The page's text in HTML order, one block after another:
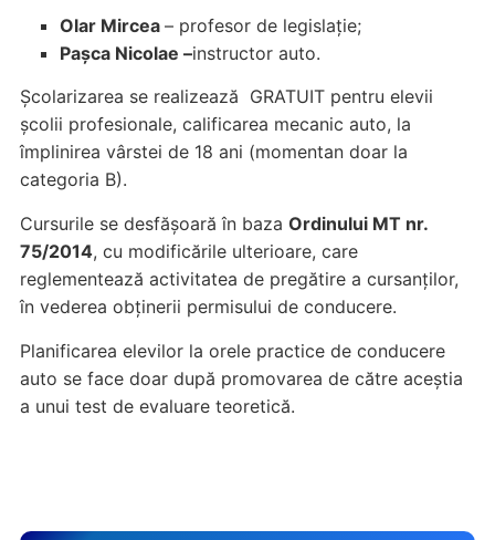
Olar Mircea – profesor de legislație;
Pașca Nicolae –instructor auto.
Școlarizarea se realizează GRATUIT pentru elevii
școlii profesionale, calificarea mecanic auto, la
împlinirea vârstei de 18 ani (momentan doar la
categoria B).
Cursurile se desfășoară în baza Ordinului MT nr.
75/2014, cu modificările ulterioare, care
reglementează activitatea de pregătire a cursanților,
în vederea obținerii permisului de conducere.
Planificarea elevilor la orele practice de conducere
auto se face doar după promovarea de către aceștia
a unui test de evaluare teoretică.